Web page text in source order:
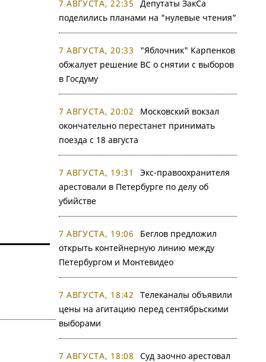
7 АВГУСТА, 22:35
Депутаты ЗакСа
поделились планами на "нулевые чтения"
7 АВГУСТА, 20:33
"Яблочник" Карпенков
обжалует решение ВС о снятии с выборов
в Госдуму
7 АВГУСТА, 20:02
Московский вокзал
окончательно перестанет принимать
поезда с 18 августа
7 АВГУСТА, 19:31
Экс-правоохранителя
арестовали в Петербурге по делу об
убийстве
7 АВГУСТА, 19:06
Беглов предложил
открыть контейнерную линию между
Петербургом и Монтевидео
7 АВГУСТА, 18:42
Телеканалы объявили
цены на агитацию перед сентябрьскими
выборами
7 АВГУСТА, 18:08
Суд заочно арестовал